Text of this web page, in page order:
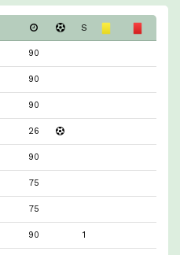
S
90
90
90
26
90
75
75
90 1